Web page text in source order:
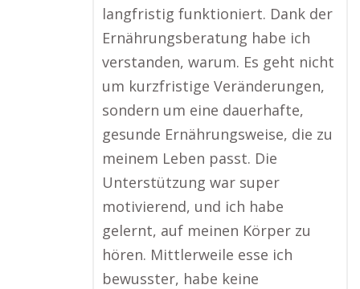
langfristig funktioniert. Dank der
Ernährungsberatung habe ich
verstanden, warum. Es geht nicht
um kurzfristige Veränderungen,
sondern um eine dauerhafte,
gesunde Ernährungsweise, die zu
meinem Leben passt. Die
Unterstützung war super
motivierend, und ich habe
gelernt, auf meinen Körper zu
hören. Mittlerweile esse ich
bewusster, habe keine